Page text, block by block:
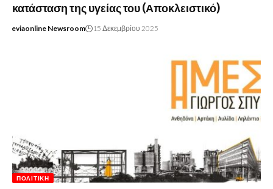
κατάσταση της υγείας του (Αποκλειστικό)
eviaonline Newsroom 15 Δεκεμβρίου 2025
ΠΟΛΙΤΙΚΉ